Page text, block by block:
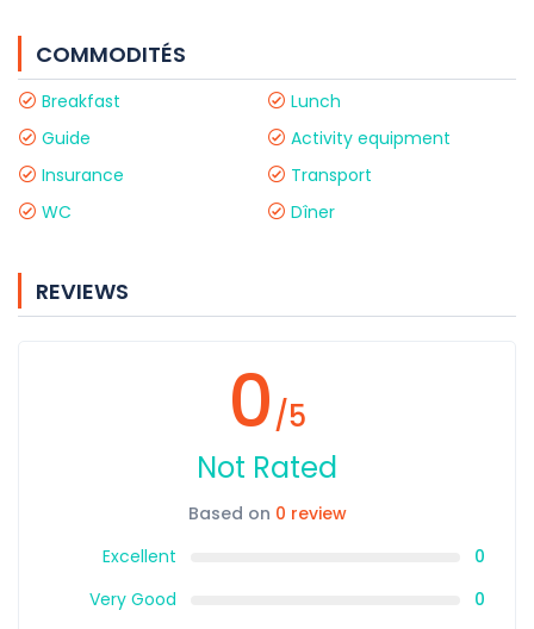
COMMODITÉS
Breakfast
Lunch
Guide
Activity equipment
Insurance
Transport
WC
Dîner
REVIEWS
0/5
Not Rated
Based on 0 review
Excellent
0
Very Good
0